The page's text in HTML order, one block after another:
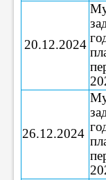
20.12.2024
26.12.2024